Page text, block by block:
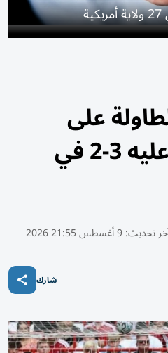
على
ليفربول ويفوز عليه 3-2 في
تحديث:9 أغسطس 21:55 2026
شارك